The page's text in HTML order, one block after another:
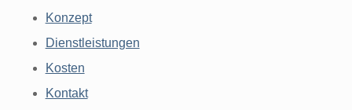
Konzept
Dienstleistungen
Kosten
Kontakt